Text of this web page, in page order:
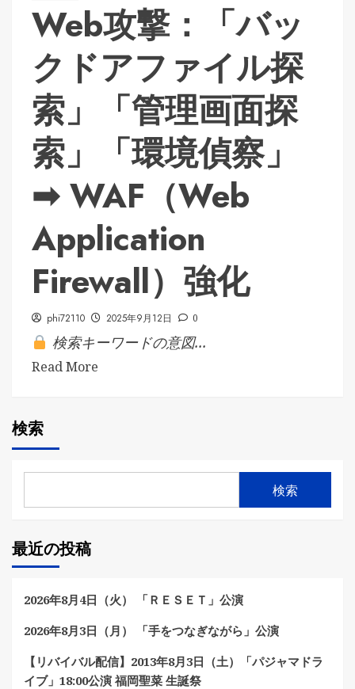
Web攻撃：「バッ
クドアファイル探
索」「管理画面探
索」「環境偵察」
➡ WAF（Web
Application
Firewall）強化
phi72110 2025年9月12日 0
検索キーワードの意図...
Read More
検索
検索
最近の投稿
2026年8月4日（火） 「ＲＥＳＥＴ」公演
2026年8月3日（月） 「手をつなぎながら」公演
【リバイバル配信】2013年8月3日（土）「パジャマドラ
イブ」18:00公演 福岡聖菜 生誕祭